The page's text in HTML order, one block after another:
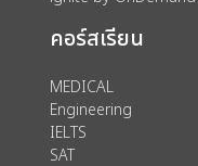
คอร์สเรียน
MEDICAL
Engineering
IELTS
SAT